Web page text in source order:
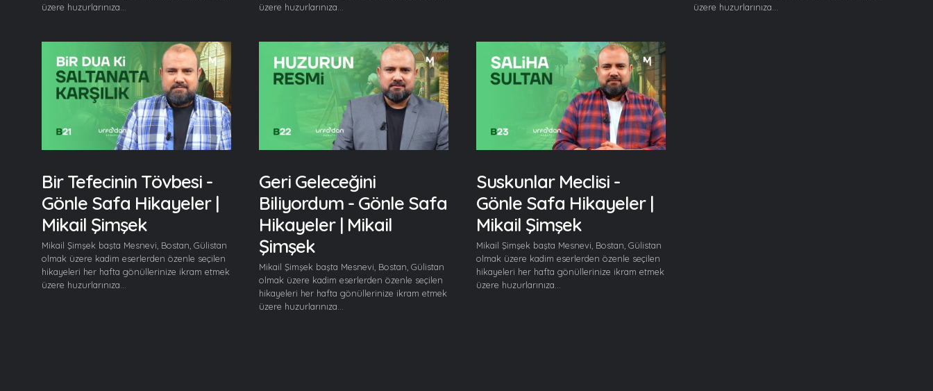
üzere huzurlarınıza...
üzere huzurlarınıza...
üzere huzurlarınıza...
Bir Tefecinin Tövbesi -
Gönle Safa Hikayeler |
Mikail Şimşek
Mikail Şimşek başta Mesnevi, Bostan, Gülistan
olmak üzere kadim eserlerden özenle seçilen
hikayeleri her hafta gönüllerinize ikram etmek
üzere huzurlarınıza...
Geri Geleceğini
Biliyordum - Gönle Safa
Hikayeler | Mikail
Şimşek
Mikail Şimşek başta Mesnevi, Bostan, Gülistan
olmak üzere kadim eserlerden özenle seçilen
hikayeleri her hafta gönüllerinize ikram etmek
üzere huzurlarınıza...
Suskunlar Meclisi -
Gönle Safa Hikayeler |
Mikail Şimşek
Mikail Şimşek başta Mesnevi, Bostan, Gülistan
olmak üzere kadim eserlerden özenle seçilen
hikayeleri her hafta gönüllerinize ikram etmek
üzere huzurlarınıza...